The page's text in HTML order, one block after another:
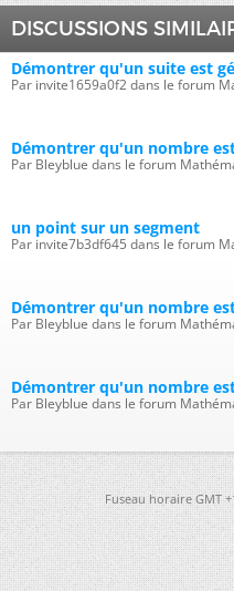
DISCUSSIONS
Démontrer qu'un suite est
Par invite1659a0f2 dans le forum
Démontrer qu'un nombre
Par Bleyblue dans le forum
un point sur un segment
Par invite7b3df645 dans le forum
Démontrer qu'un nombre
Par Bleyblue dans le forum
Démontrer qu'un nombre
Par Bleyblue dans le forum
Fuseau horaire GMT